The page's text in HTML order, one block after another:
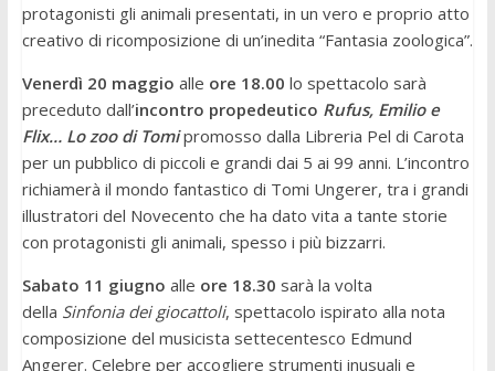
protagonisti gli animali presentati, in un vero e proprio atto
creativo di ricomposizione di un’inedita “Fantasia zoologica”.
Venerdì 20 maggio alle ore 18.00 lo spettacolo sarà
preceduto dall’incontro propedeutico Rufus, Emilio e
Flix… Lo zoo di Tomipromosso dalla Libreria Pel di Carota
per un pubblico di piccoli e grandi dai 5 ai 99 anni. L’incontro
richiamerà il mondo fantastico di Tomi Ungerer, tra i grandi
illustratori del Novecento che ha dato vita a tante storie
con protagonisti gli animali, spesso i più bizzarri.
Sabato 11 giugno alle ore 18.30 sarà la volta
della Sinfonia dei giocattoli, spettacolo ispirato alla nota
composizione del musicista settecentesco Edmund
Angerer. Celebre per accogliere strumenti inusuali e